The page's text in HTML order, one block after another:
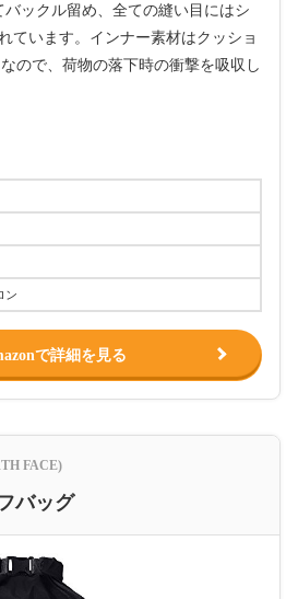
バックル留め、全ての縫い目にはシ
ています。インナー素材はクッショ
ので、荷物の落下時の衝撃を吸収し
ン
で詳細を見る
FACE)
バッグ